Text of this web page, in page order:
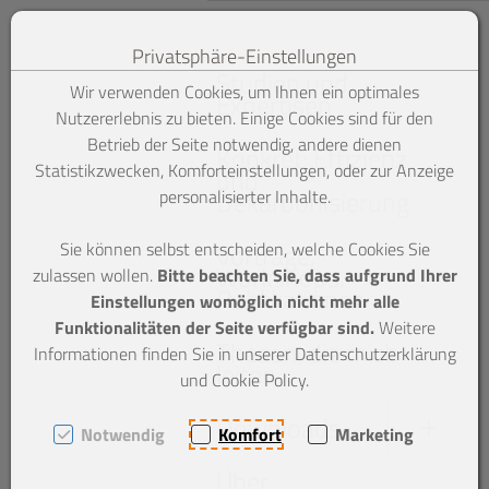
Zum Inhalt springen [AK + 0]
Zum linken senkrechten Hauptmenü springen [AK + 1]
Zum Kontaktmenü (oben rechts) springen [AK + 2]
Zum Widget-Menü rechts springen [AK + 3]
Zu den Inhalten im Fußbereich springen [AK + 4]
Studien und
Expertisen
Konkret: Effizienz
und
Dekarbonisierung
Vorträge,
Workshops,
Publikationen
Thesen, die mich
leiten
Downloads
Privatsphäre-Einstellungen
Wir verwenden Cookies, um Ihnen ein optimales
Nutzererlebnis zu bieten. Einige Cookies sind für den
Betrieb der Seite notwendig, andere dienen
Statistikzwecken, Komforteinstellungen, oder zur Anzeige
personalisierter Inhalte.
Sie können selbst entscheiden, welche Cookies Sie
zulassen wollen. Bitte beachten Sie, dass aufgrund Ihrer
Einstellungen womöglich nicht mehr alle
Funktionalitäten der Seite verfügbar sind.Weitere
Informationen finden Sie in unserer Datenschutzerklärung
und Cookie Policy.
Notwendig Komfort Marketing